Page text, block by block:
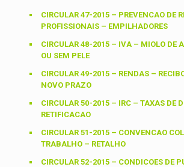
CIRCULAR 47-2015 – PREVENCAO DE
PROFISSIONAIS – EMPILHADORES
CIRCULAR 48-2015 – IVA – MIOLO DE
OU SEM PELE
CIRCULAR 49-2015 – RENDAS –
NOVO PRAZO
CIRCULAR 50-2015 – IRC – TAXAS DE
RETIFICACAO
CIRCULAR 51-2015 – CONVENCAO
TRABALHO – RETALHO
CIRCULAR 52-2015 – CONDICOES DE